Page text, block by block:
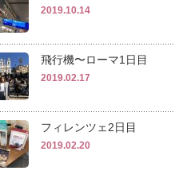
2019.10.14
飛行機〜ローマ1日目
2019.02.17
フィレンツェ2日目
2019.02.20